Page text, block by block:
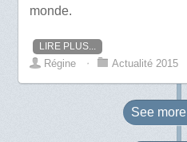
monde.
LIRE PLUS...
Régine ⋅ Actualité 2015
See more